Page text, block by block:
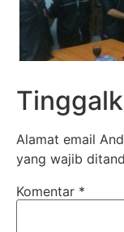
Alamat email
yang wajib
Komentar *